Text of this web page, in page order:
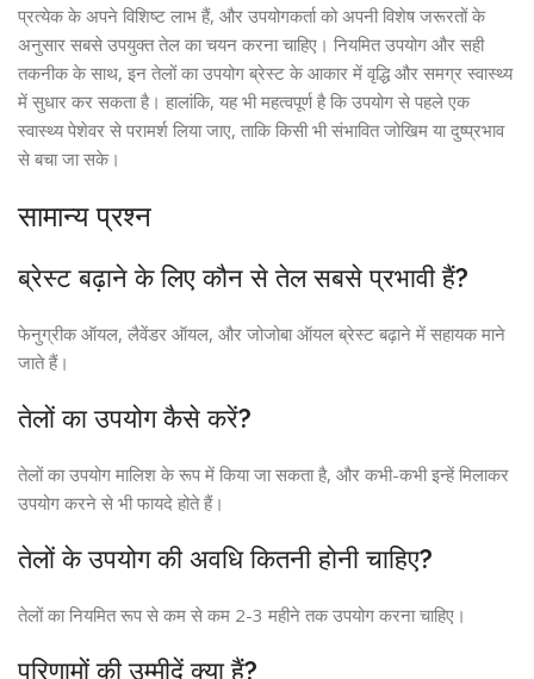
प्रत्येक के अपने विशिष्ट लाभ हैं, और उपयोगकर्ता को अपनी विशेष जरूरतों के
अनुसार सबसे उपयुक्त तेल का चयन करना चाहिए। नियमित उपयोग और सही
तकनीक के साथ, इन तेलों का उपयोग ब्रेस्ट के आकार में वृद्धि और समग्र स्वास्थ्य
में सुधार कर सकता है। हालांकि, यह भी महत्वपूर्ण है कि उपयोग से पहले एक
स्वास्थ्य पेशेवर से परामर्श लिया जाए, ताकि किसी भी संभावित जोखिम या दुष्प्रभाव
से बचा जा सके।
सामान्य प्रश्न
ब्रेस्ट बढ़ाने के लिए कौन से तेल सबसे प्रभावी हैं?
फेनुग्रीक ऑयल, लैवेंडर ऑयल, और जोजोबा ऑयल ब्रेस्ट बढ़ाने में सहायक माने
जाते हैं।
तेलों का उपयोग कैसे करें?
तेलों का उपयोग मालिश के रूप में किया जा सकता है, और कभी-कभी इन्हें मिलाकर
उपयोग करने से भी फायदे होते हैं।
तेलों के उपयोग की अवधि कितनी होनी चाहिए?
तेलों का नियमित रूप से कम से कम 2-3 महीने तक उपयोग करना चाहिए।
परिणामों की उम्मीदें क्या हैं?